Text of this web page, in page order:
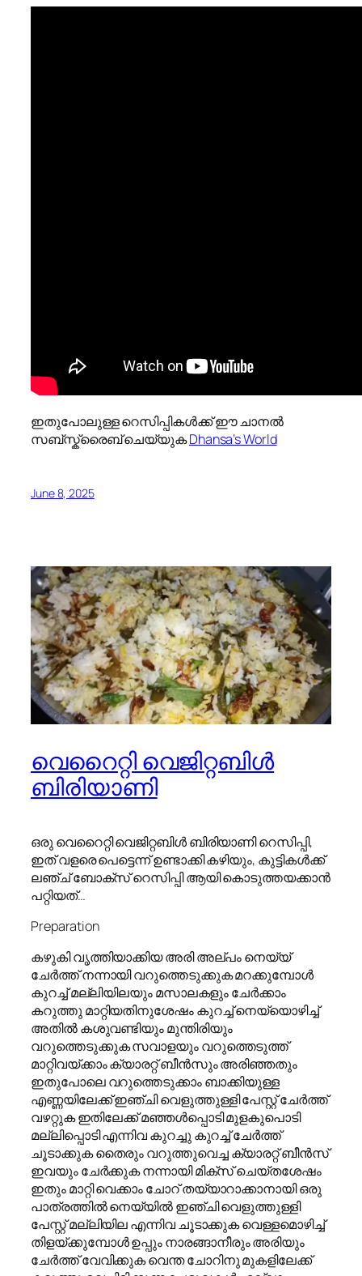
ഇതുപോലുള്ള റെസിപ്പികൾക്ക് ഈ ചാനൽ
സബ്സ്ക്രൈബ് ചെയ്യുകDhansa’s World
June 8, 2025
വെറൈറ്റി വെജിറ്റബിൾ
ബിരിയാണി
ഒരു വെറൈറ്റി വെജിറ്റബിൾ ബിരിയാണി റെസിപ്പി,
ഇത് വളരെ പെട്ടെന്ന് ഉണ്ടാക്കി കഴിയും, കുട്ടികൾക്ക്
ലഞ്ച് ബോക്സ് റെസിപ്പി ആയി കൊടുത്തയക്കാൻ
പറ്റിയത്…
Preparation
കഴുകി വൃത്തിയാക്കിയ അരി അല്പം നെയ്യ്
ചേർത്ത് നന്നായി വറുത്തെടുക്കുക മറക്കുമ്പോൾ
കുറച്ച് മല്ലിയിലയും മസാലകളും ചേർക്കാം
കറുത്തു മാറ്റിയതിനുശേഷം കുറച്ച് നെയ്യൊഴിച്ച്
അതിൽ കശുവണ്ടിയും മുന്തിരിയും
വറുത്തെടുക്കുക സവാളയും വറുത്തെടുത്ത്
മാറ്റിവയ്ക്കാം ക്യാരറ്റ് ബീൻസും അരിഞ്ഞതും
ഇതുപോലെ വറുത്തെടുക്കാം ബാക്കിയുള്ള
എണ്ണയിലേക്ക് ഇഞ്ചി വെളുത്തുള്ളി പേസ്റ്റ് ചേർത്ത്
വഴറ്റുക ഇതിലേക്ക് മഞ്ഞൾപ്പൊടി മുളകുപൊടി
മല്ലിപ്പൊടി എന്നിവ കുറച്ചു കുറച്ച് ചേർത്ത്
ചൂടാക്കുക തൈരും വറുത്തുവെച്ച ക്യാരറ്റ് ബീൻസ്
ഇവയും ചേർക്കുക നന്നായി മിക്സ് ചെയ്തശേഷം
ഇതും മാറ്റി വെക്കാം ചോറ് തയ്യാറാക്കാനായി ഒരു
പാത്രത്തിൽ നെയ്യിൽ ഇഞ്ചി വെളുത്തുള്ളി
പേസ്റ്റ് മല്ലിയില എന്നിവ ചൂടാക്കുക വെള്ളമൊഴിച്ച്
തിളയ്ക്കുമ്പോൾ ഉപ്പും നാരങ്ങാനീരും അരിയും
ചേർത്ത് വേവിക്കുക വെന്ത ചോറിനു മുകളിലേക്ക്